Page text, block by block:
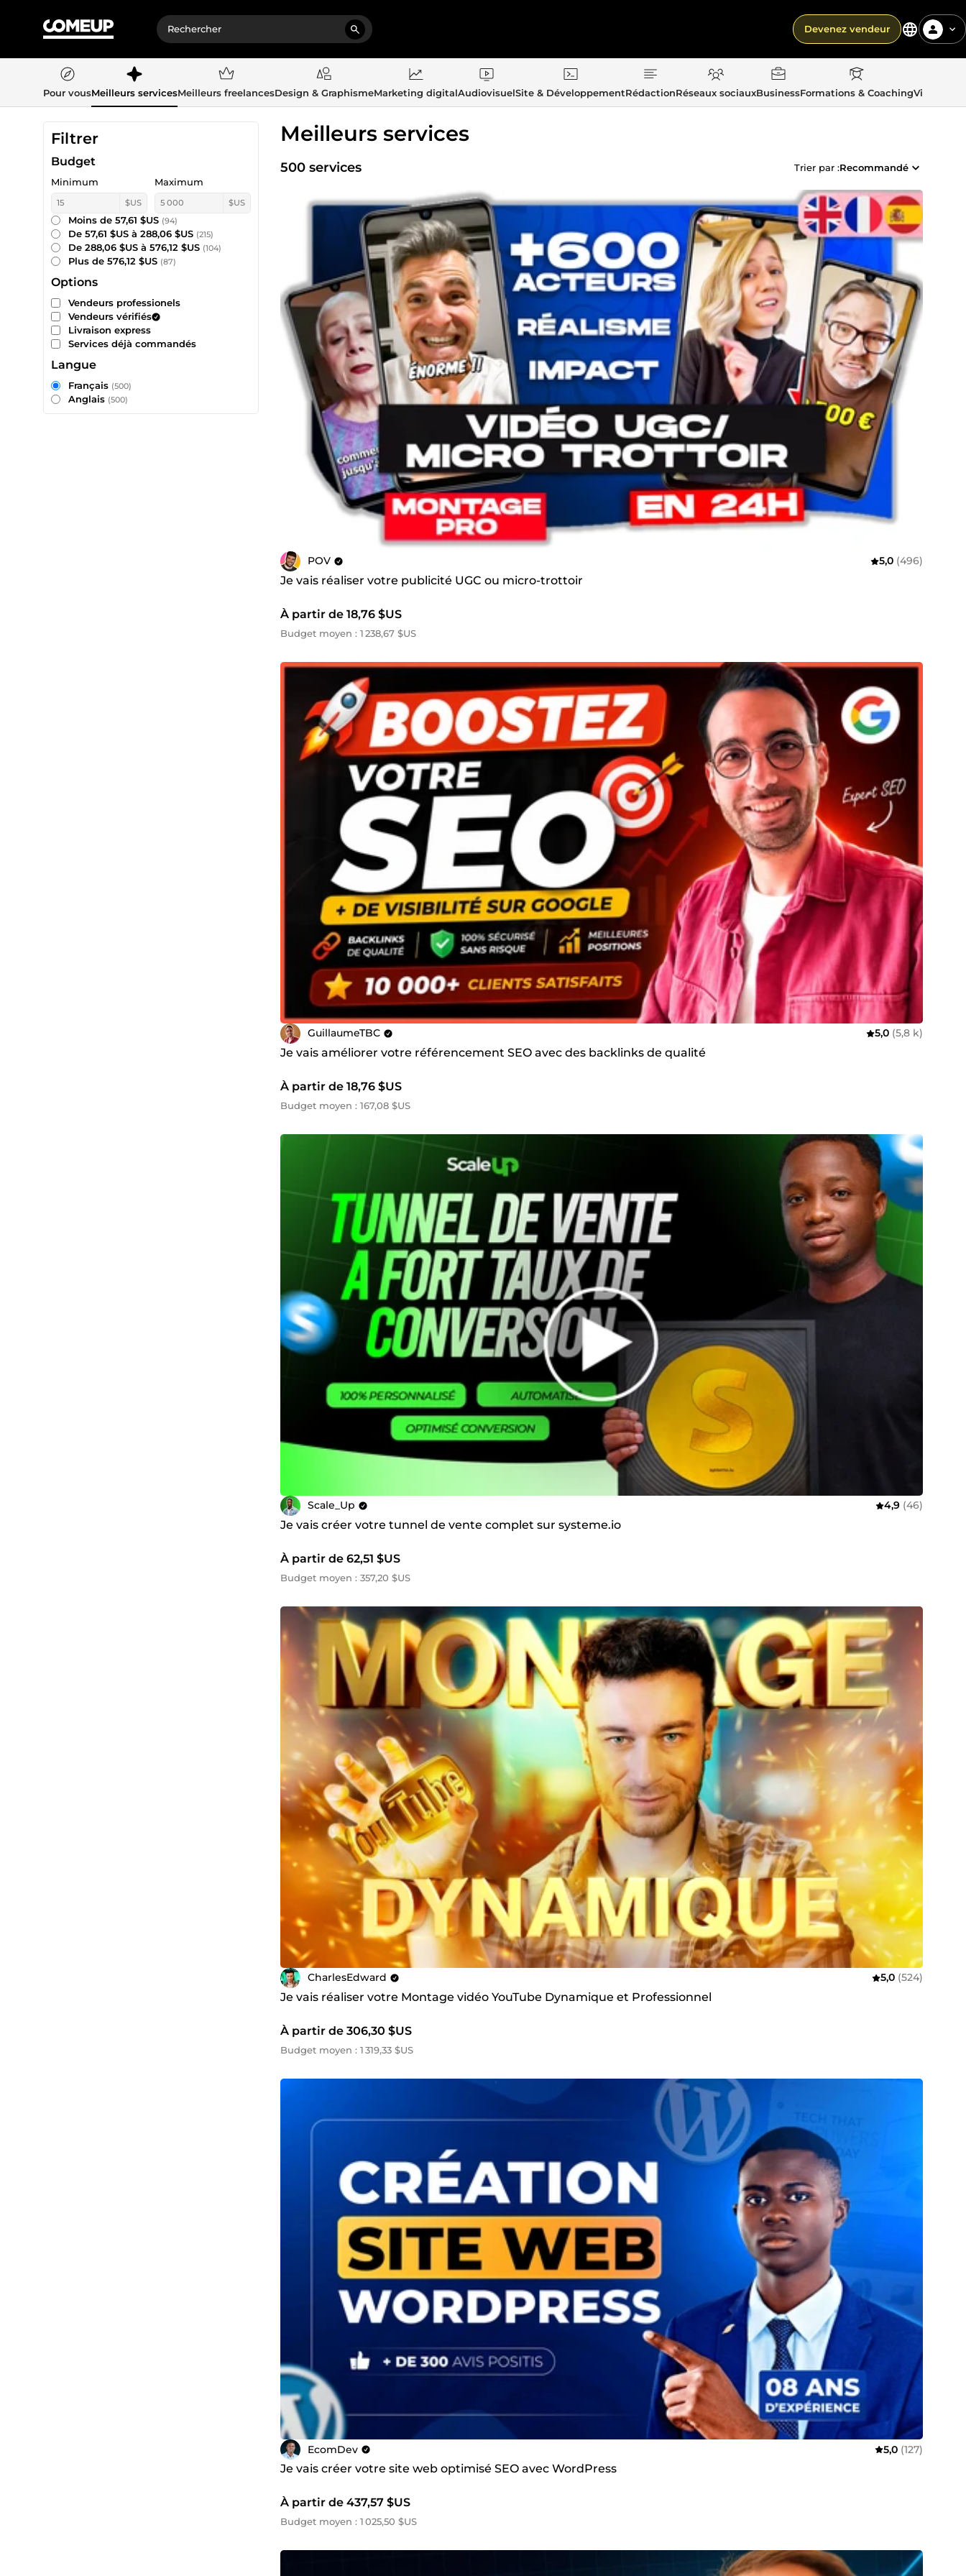
Devenez vendeur
Pour vousMeilleurs servicesMeilleurs freelancesDesign & GraphismeMarketing digitalAudiovisuelSite & DéveloppementRédactionRéseaux sociauxBusinessFormations & CoachingVie
Meilleurs services
500 services Trier par :Recommandé
POV 5,0 (496)
Je vais réaliser votre publicité UGC ou micro-trottoir
À partir de 18,76 $US
Budget moyen : 1 238,67 $US
GuillaumeTBC 5,0 (5,8 k)
Je vais améliorer votre référencement SEO avec des backlinks de qualité
À partir de 18,76 $US
Budget moyen : 167,08 $US
Scale_Up 4,9 (46)
Je vais créer votre tunnel de vente complet sur systeme.io
À partir de 62,51 $US
Budget moyen : 357,20 $US
CharlesEdward 5,0 (524)
Je vais réaliser votre Montage vidéo YouTube Dynamique et Professionnel
À partir de 306,30 $US
Budget moyen : 1 319,33 $US
EcomDev 5,0 (127)
Je vais créer votre site web optimisé SEO avec WordPress
À partir de 437,57 $US
Budget moyen : 1 025,50 $US
Filtrer
Budget
Minimum
$US
Maximum
$US
Moins de 57,61 $US (94)
De 57,61 $US à 288,06 $US (215)
De 288,06 $US à 576,12 $US (104)
Plus de 576,12 $US (87)
Options
Vendeurs professionels
Vendeurs vérifiés
Livraison express
Services déjà commandés
Langue
Français (500)
Anglais (500)